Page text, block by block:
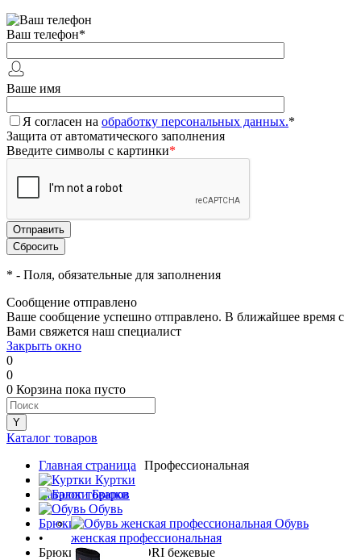
Ваш телефон*
Ваше имя
Я согласен на обработку персональных данных.*
Защита от автоматического заполнения
Введите символы с картинки*
* - Поля, обязательные для заполнения
Сообщение отправлено
Ваше сообщение успешно отправлено. В ближайшее время с
Вами свяжется наш специалист
Закрыть окно
0
0
0 Корзина пока пусто
Каталог товаров
Профессиональная
Куртки
Брюки
Обувь
Обувь
женская профессиональная
Главная страница
•
Каталог товаров
•
Брюки
•
Брюки мужские MORI бежевые